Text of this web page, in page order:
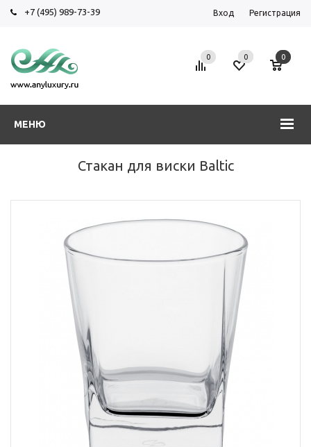
+7 (495) 989-73-39 Вход Регистрация
МЕНЮ
0 0 0
Стакан для виски Baltic